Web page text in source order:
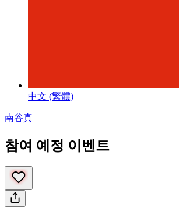
中文 (繁體)
南谷真
참여 예정 이벤트